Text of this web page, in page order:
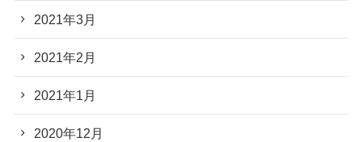
2021年3月
2021年2月
2021年1月
2020年12月